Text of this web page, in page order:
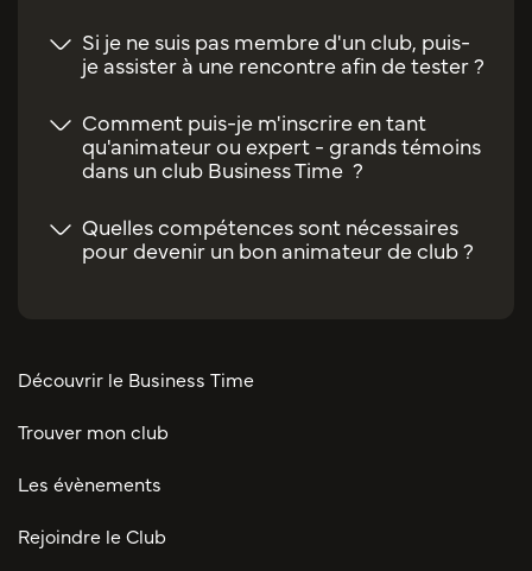
Si je ne suis pas membre d'un club, puis-
je assister à une rencontre afin de tester ?
Comment puis-je m'inscrire en tant
qu'animateur ou expert - grands témoins
dans un club Business Time ?
Quelles compétences sont nécessaires
pour devenir un bon animateur de club ?
Découvrir le Business Time
Trouver mon club
Les évènements
Rejoindre le Club